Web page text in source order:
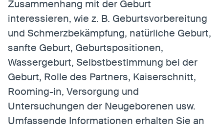
Zusammenhang mit der Geburt
interessieren, wie z. B. Geburtsvorbereitung
und Schmerzbekämpfung, natürliche Geburt,
sanfte Geburt, Geburtspositionen,
Wassergeburt, Selbstbestimmung bei der
Geburt, Rolle des Partners, Kaiserschnitt,
Rooming-in, Versorgung und
Untersuchungen der Neugeborenen usw.
Umfassende Informationen erhalten Sie an
Externe Medien
Mit Ihrer Zustimmung erlauben Sie das Laden von
Vimeo
Anbieter: Vimeo Inc.
Zweck:
Verwendung um Vimeo-Videoinhalte zu
entsperren.
Youtube